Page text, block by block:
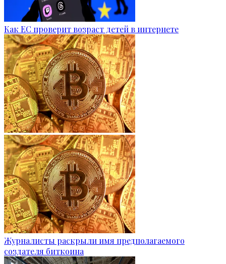
Как ЕС проверит возраст детей в интернете
Журналисты раскрыли имя предполагаемого
создателя биткоина